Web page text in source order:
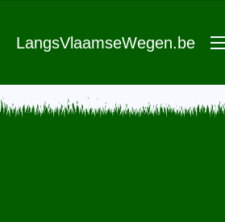
LangsVlaamseWegen.be